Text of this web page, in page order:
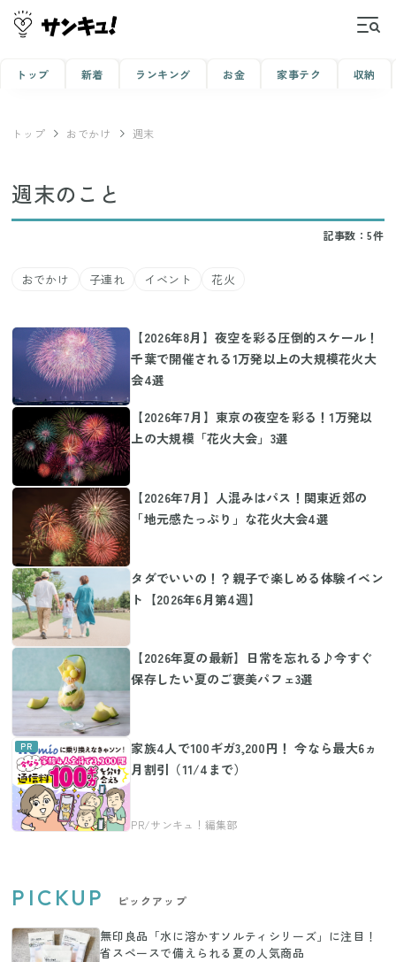
トップ 新着 ランキング お金 家事テク 収納
トップ おでかけ 週末
週末のこと
記事数：5件
おでかけ 子連れ イベント 花火
【2026年8月】夜空を彩る圧倒的スケール！
千葉で開催される1万発以上の大規模花火大
会4選
【2026年7月】東京の夜空を彩る！1万発以
上の大規模「花火大会」3選
【2026年7月】人混みはパス！関東近郊の
「地元感たっぷり」な花火大会4選
タダでいいの！？親子で楽しめる体験イベン
ト【2026年6月第4週】
【2026年夏の最新】日常を忘れる♪今すぐ
保存したい夏のご褒美パフェ3選
家族4人で100ギガ3,200円！ 今なら最大6ヵ
月割引（11/4まで）
PICKUP ピックアップ
無印良品「水に溶かすソルティシリーズ」に注目！
省スペースで備えられる夏の人気商品